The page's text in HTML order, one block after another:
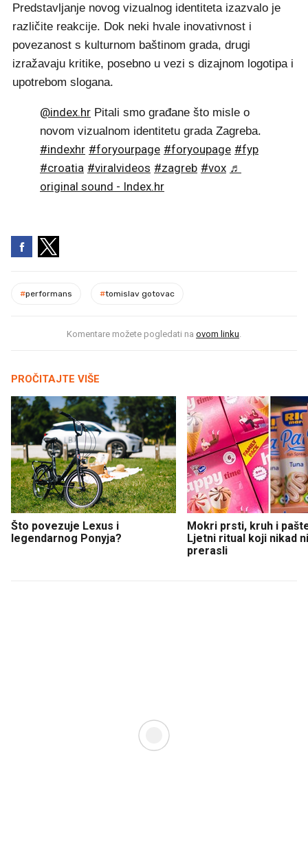
Predstavljanje novog vizualnog identiteta izazvalo je
različite reakcije. Dok neki hvale inovativnost i
povezanost s kulturnom baštinom grada, drugi
izražavaju kritike, posebno u vezi s dizajnom logotipa i
upotrebom slogana.
@index.hr Pitali smo građane što misle o
novom vizualnom identitetu grada Zagreba.
#indexhr #foryourpagе #foryoupagе #fyp
#croatia #viralvideos #zagreb #vox ♬
original sound - Index.hr
#performans #tomislav gotovac
Komentare možete pogledati na ovom linku
PROČITAJTE VIŠE
Što povezuje Lexus i
legendarnog Ponyja?
Mokri prsti, kruh i
Ljetni ritual koji nikad
prerasli